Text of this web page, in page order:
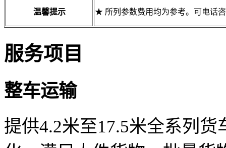
温馨提示 ★ 所列参数费用均为参考。可电话
服务项目
整车运输
提供4.2米至17.5米全系列